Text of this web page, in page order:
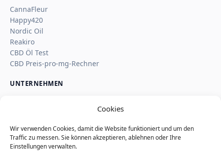
Cookies
Wir verwenden Cookies, damit die Website funktioniert und um den
Traffic zu messen. Sie können akzeptieren, ablehnen oder Ihre
Einstellungen verwalten.
CannaFleur
Happy420
Nordic Oil
Reakiro
CBD Öl Test
CBD Preis-pro-mg-Rechner
UNTERNEHMEN
Affiliate-Hinweis
Wie SaveSleuth Geld verdient